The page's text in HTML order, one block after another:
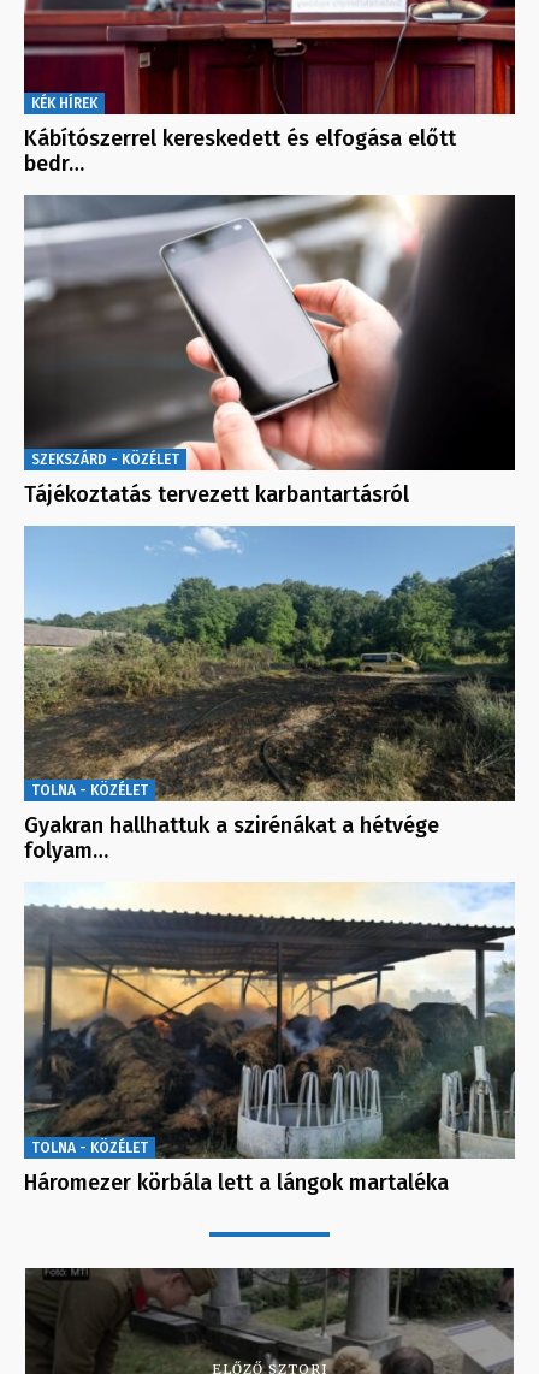
KÉK HÍREK
Kábítószerrel kereskedett és elfogása előtt
bedr…
SZEKSZÁRD - KÖZÉLET
Tájékoztatás tervezett karbantartásról
TOLNA - KÖZÉLET
Gyakran hallhattuk a szirénákat a hétvége
folyam…
TOLNA - KÖZÉLET
Háromezer körbála lett a lángok martaléka
ELŐZŐ SZTORI